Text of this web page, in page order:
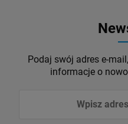
Podaj swój adres e-
informacje o